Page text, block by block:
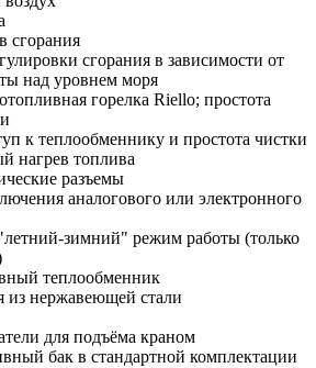
сгорания
сгорания в зависимости от
над уровнем моря
горелка Riello; простота
к теплообменнику и простота чистки
нагрев топлива
разъемы
аналогового или электронного
зимний" режим работы (только
теплообменник
из нержавеющей стали
для подъёма краном
бак в стандартной комплектации